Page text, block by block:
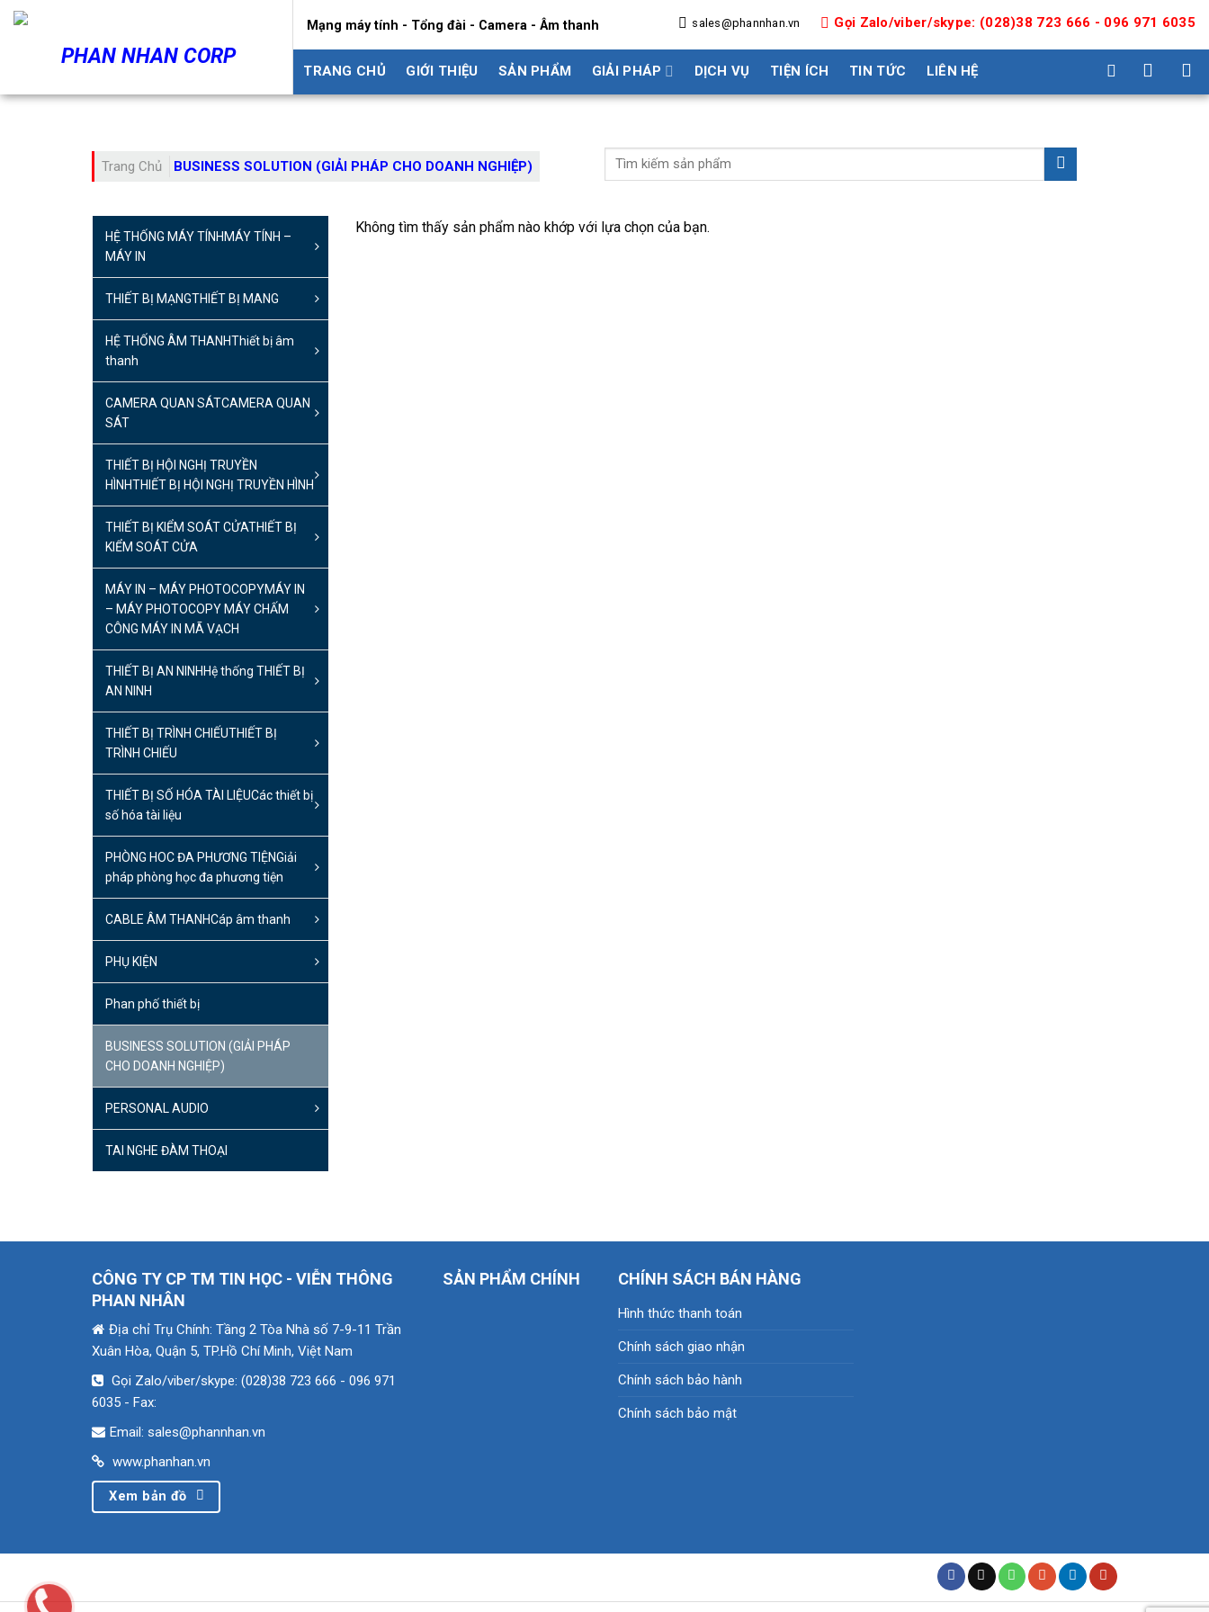
Skip
PHAN NHAN CORP
Mạng máy tính - Tổng đài - Camera - Âm thanh sales@phannhan.vn Gọi Zalo/viber/skype: (028)38 723 666 - 096 971 6035
TRANG CHỦ GIỚI THIỆU SẢN PHẨM GIẢI PHÁP DỊCH VỤ TIỆN ÍCH TIN TỨC LIÊN HỆ
Trang Chủ BUSINESS SOLUTION (GIẢI PHÁP CHO DOANH NGHIỆP)
HỆ THỐNG MÁY TÍNH MÁY TÍNH –
MÁY IN
THIẾT BỊ MẠNGTHIẾT BỊ MANG
HỆ THỐNG ÂM THANHThiết bị âm
thanh
CAMERA QUAN SÁTCAMERA QUAN
SÁT
THIẾT BỊ HỘI NGHỊ TRUYỀN
HÌNHTHIẾT BỊ HỘI NGHỊ TRUYỀN HÌNH
THIẾT BỊ KIỂM SOÁT CỬATHIẾT BỊ
KIỂM SOÁT CỬA
MÁY IN – MÁY PHOTOCOPYMÁY IN
– MÁY PHOTOCOPY MÁY CHẤM
CÔNG MÁY IN MÃ VẠCH
THIẾT BỊ AN NINH Hệ thống THIẾT BỊ
AN NINH
THIẾT BỊ TRÌNH CHIẾUTHIẾT BỊ
TRÌNH CHIẾU
THIẾT BỊ SỐ HÓA TÀI LIỆUCác thiết bị
số hóa tài liệu
PHÒNG HOC ĐA PHƯƠNG TIỆNGiải
pháp phòng học đa phương tiện
CABLE ÂM THANHCáp âm thanh
PHỤ KIỆN
Phan phố thiết bị
BUSINESS SOLUTION (GIẢI PHÁP
CHO DOANH NGHIỆP)
PERSONAL AUDIO
TAI NGHE ĐÀM THOẠI
Không tìm thấy sản phẩm nào khớp với lựa chọn của bạn.
CÔNG TY CP TM TIN HỌC - VIỄN THÔNG
PHAN NHÂN
Địa chỉ Trụ Chính: Tầng 2 Tòa Nhà số 7-9-11 Trần
Xuân Hòa, Quận 5, TP.Hồ Chí Minh, Việt Nam
Gọi Zalo/viber/skype: (028)38 723 666 - 096 971
6035 - Fax:
Email: sales@phannhan.vn
www.phanhan.vn
Xem bản đồ
SẢN PHẨM CHÍNH CHÍNH SÁCH BÁN HÀNG
Hình thức thanh toán
Chính sách giao nhận
Chính sách bảo hành
Chính sách bảo mật